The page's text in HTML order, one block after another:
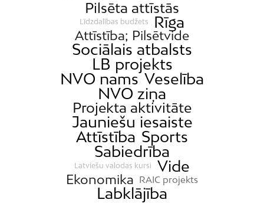
Pilsēta attīstās
Līdzdalības budžets Rīga
Attīstība; Pilsētvide
Sociālais atbalsts
LB projekts
NVO nams Veselība
NVO ziņa
Projekta aktivitāte
Jauniešu iesaiste
Attīstība Sports
Sabiedrība
Latviešu valodas kursi Vide
Ekonomika RAIC projekts
Labklājība